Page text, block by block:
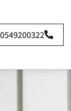
0549200322